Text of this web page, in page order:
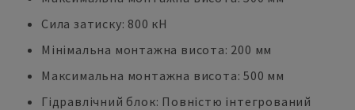
Сила затиску: 800 кН
Мінімальна монтажна висота: 200 мм
Максимальна монтажна висота: 500 мм
Гідравлічний блок: Повністю інтегрований